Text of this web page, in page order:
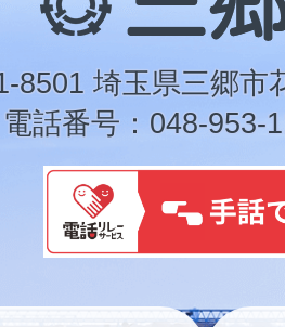
郷
市
8501 埼玉県三郷市
電話番号：048-953-